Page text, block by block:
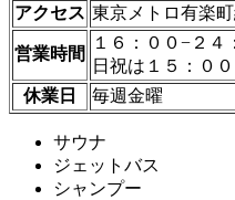
アクセス 東京メトロ有楽
営業時間
１６：００−２４
日祝は１５：００
休業日
毎週金曜
サウナ
ジェットバス
シャンプー